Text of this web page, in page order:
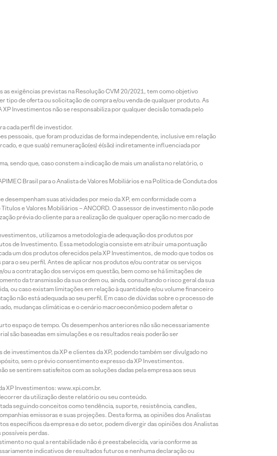
as exigências previstas na Resolução CVM 20/2021, tem como objetivo
de oferta ou solicitação de compra e/ou venda de qualquer produto. As
Investimentos não se responsabiliza por qualquer decisão tomada pelo
cada perfil de investidor.
pessoais, que foram produzidas de forma independente, inclusive em relação
e que sua(s) remuneração(es) é(são) indiretamente influenciada por
sendo que, caso constem a indicação de mais um analista no relatório, o
Brasil para o Analista de Valores Mobiliários e na Política de Conduta dos
suas atividades por meio da XP, em conformidade com a
e Valores Mobiliários – ANCORD. O assessor de investimento não pode
prévia do cliente para a realização de qualquer operação no mercado de
utilizamos a metodologia de adequação dos produtos por
de Investimento. Essa metodologia consiste em atribuir uma pontuação
um dos produtos oferecidos pela XP Investimentos, de modo que todos os
o seu perfil. Antes de aplicar nos produtos e/ou contratar os serviços
a contratação dos serviços em questão, bem como se há limitações de
da transmissão da sua ordem ou, ainda, consultando o risco geral da sua
ou caso existam limitações em relação à quantidade e/ou volume financeiro
não está adequada ao seu perfil. Em caso de dúvidas sobre o processo de
mudanças climáticas e o cenário macroeconômico podem afetar o
espaço de tempo. Os desempenhos anteriores não são necessariamente
são baseadas em simulações e os resultados reais poderão ser
investimentos da XP e clientes da XP, podendo também ser divulgado no
sem o prévio consentimento expresso da XP Investimentos.
se sentirem satisfeitos com as soluções dadas pela empresa aos seus
XP Investimentos: www.xpi.com.br.
da utilização deste relatório ou seu conteúdo.
seguindo conceitos como tendência, suporte, resistência, candles,
emissoras e suas projeções. Desta forma, as opiniões dos Analistas
específicos da empresa e do setor, podem divergir das opiniões dos Analistas
possíveis perdas.
no qual a rentabilidade não é preestabelecida, varia conforme as
indicativos de resultados futuros e nenhuma declaração ou